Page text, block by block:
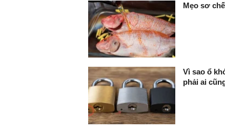
Mẹo sơ
Vì sao ổ
phải ai